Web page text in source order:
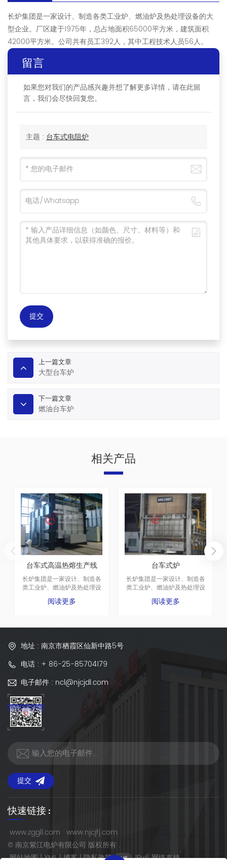
长炉集团是一家设计、制造各类工业炉、燃油炉及热处理设备的大
型企业。厂区建于1975年，总占地面积65000平方米，建筑面积
42000平方米。公司共有员工392人，其中工程技术人员56人。
留言
如果您对我们的产品感兴趣并想了解更多详情，请在此留
言，我们会尽快回复您。
主题 : 台车式电阻炉
提交
上一篇文章
大型台车炉
下一篇文章
燃油台车炉
相关产品
台车式高温热熔生产线
长炉集团是一家设计、制造各
类工业炉、燃油炉及热处理设
备的大型企业。厂区建于1975
年，总占地面积65000平方
程技术人员56人。
阅读更多
台车式炉
长炉集团是一家设计、制造各
类工业炉、燃油炉及热处理设
备的大型企业。厂区建于1975
年，总占地面积65000平方
程技术人员56人。
阅读更多
地址 : 南京市栖霞区仙新中路5号
电话 : + 86-25-85704179
电子邮件 : ncl@njcjdl.com
提交
快速链接 :
www.zggll.com www.njcjfj.com
© 南京紫江电炉有限公司 版权所有 .